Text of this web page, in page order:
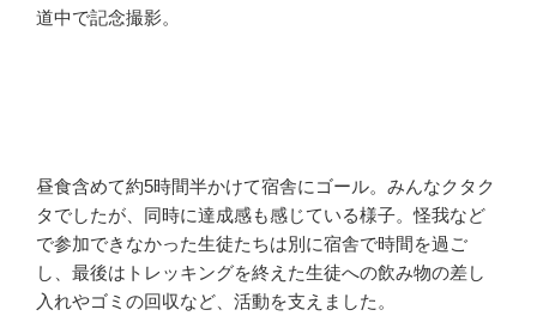
道中で記念撮影。
昼食含めて約5時間半かけて宿舎にゴール。みんなクタク
タでしたが、同時に達成感も感じている様子。怪我など
で参加できなかった生徒たちは別に宿舎で時間を過ご
し、最後はトレッキングを終えた生徒への飲み物の差し
入れやゴミの回収など、活動を支えました。